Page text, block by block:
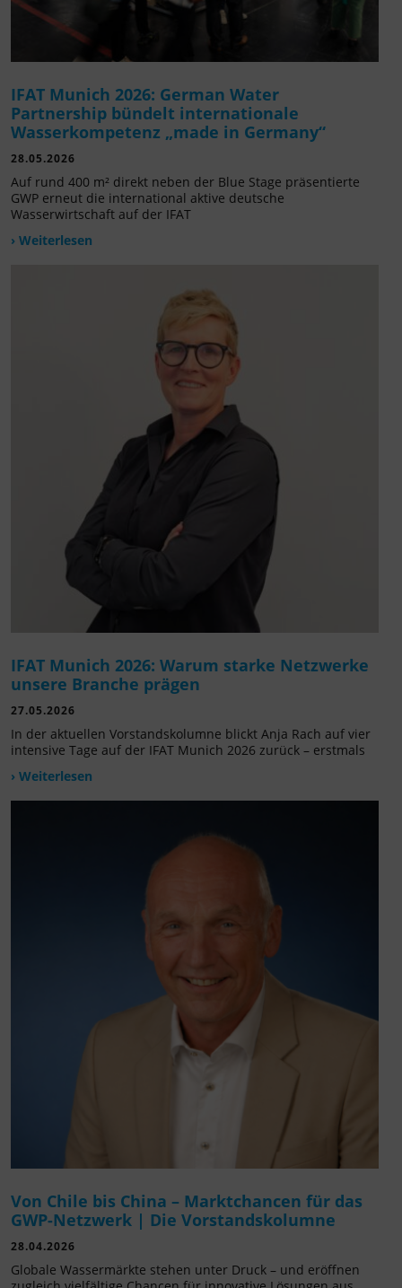
IFAT Munich 2026: German Water
Partnership bündelt internationale
Wasserkompetenz „made in Germany“
28.05.2026
Auf rund 400 m² direkt neben der Blue Stage präsentierte
GWP erneut die international aktive deutsche
Wasserwirtschaft auf der IFAT
› Weiterlesen
IFAT Munich 2026: Warum starke Netzwerke
unsere Branche prägen
27.05.2026
In der aktuellen Vorstandskolumne blickt Anja Rach auf vier
intensive Tage auf der IFAT Munich 2026 zurück – erstmals
› Weiterlesen
Von Chile bis China – Marktchancen für das
GWP-Netzwerk | Die Vorstandskolumne
28.04.2026
Globale Wassermärkte stehen unter Druck – und eröffnen